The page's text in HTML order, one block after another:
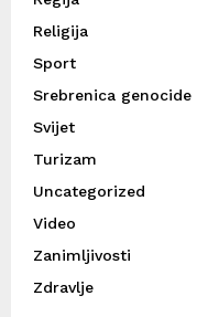
Religija
Sport
Srebrenica genocide
Svijet
Turizam
Uncategorized
Video
Zanimljivosti
Zdravlje